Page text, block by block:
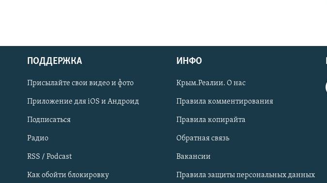
Українською
Qırımtatar
ПРИСОЕДИНЯЙТЕСЬ!
ПОДДЕРЖКА
Присылайте свои видео и фото
Приложение для iOS и Андроид
Подписаться
Радио
RSS / Podcast
Как обойти блокировку
ИНФО
Крым.Реалии. О нас
Правила комментирования
Правила копирайта
Обратная связь
Вакансии
Правила защиты персональных данных